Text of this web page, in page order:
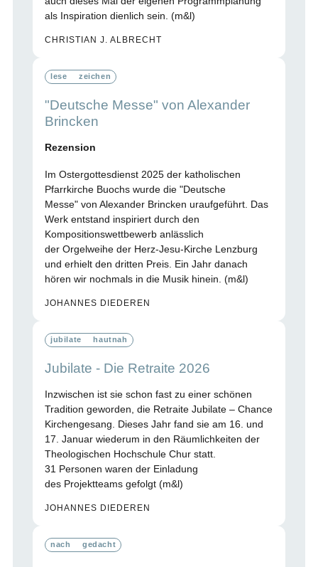
als Inspiration dienlich sein. (m&l)
CHRISTIAN J. ALBRECHT
lese zeichen
"Deutsche Messe" von Alexander
Brincken
Rezension
Im Ostergottesdienst 2025 der katholischen
Pfarrkirche Buochs wurde die "Deutsche
Messe" von Alexander Brincken uraufgeführt. Das
Werk entstand inspiriert durch den
Kompositionswettbewerb anlässlich
der Orgelweihe der Herz-Jesu-Kirche Lenzburg
und erhielt den dritten Preis. Ein Jahr danach
hören wir nochmals in die Musik hinein. (m&l)
JOHANNES DIEDEREN
jubilate hautnah
Jubilate - Die Retraite 2026
Inzwischen ist sie schon fast zu einer schönen
Tradition geworden, die Retraite Jubilate – Chance
Kirchengesang. Dieses Jahr fand sie am 16. und
17. Januar wiederum in den Räumlichkeiten der
Theologischen Hochschule Chur statt.
31 Personen waren der Einladung
des Projektteams gefolgt (m&l)
JOHANNES DIEDEREN
nach gedacht